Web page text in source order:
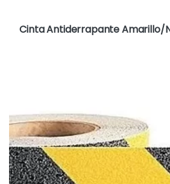
Cinta Antiderrapante Amarillo/